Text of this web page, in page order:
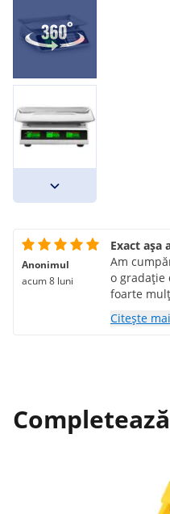
Anonimul
acum 8 luni
Exact așa
Am
o gradație
foarte
numărare
Citește